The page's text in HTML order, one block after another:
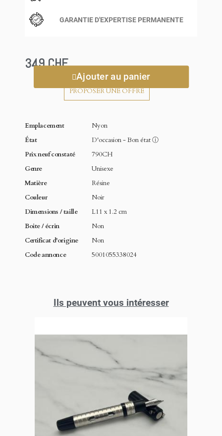
GARANTIE D'EXPERTISE PERMANENTE
349 CHF
Ajouter au panier
PROPOSER UNE OFFRE
Emplacement
Nyon
État
D'occasion - Bon étatⓘ
Prix neuf constaté
790CH
Genre
Unisexe
Matière
Résine
Couleur
Noir
Dimensions / taille
L11 x 1.2 cm
Boite / écrin
Non
Certificat d'origine
Non
Code annonce
5001055338024
Ils peuvent vous intéresser